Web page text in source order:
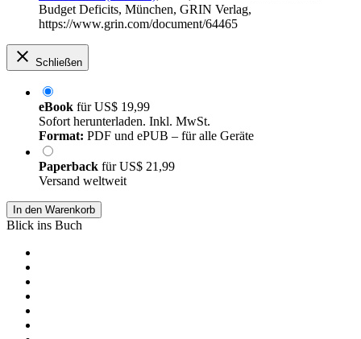
Budget Deficits, München, GRIN Verlag,
https://www.grin.com/document/64465
Schließen
eBook fürUS$ 19,99
Sofort herunterladen. Inkl. MwSt.
Format: PDF und ePUB – für alle Geräte
Paperback fürUS$ 21,99
Versand weltweit
In den Warenkorb
Blick ins Buch